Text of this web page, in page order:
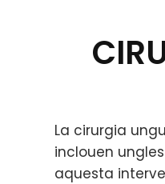
La cirurgia
inclouen
aquesta